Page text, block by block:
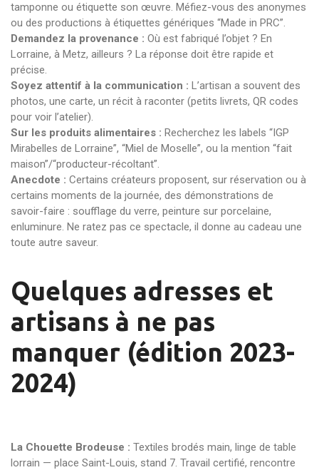
tamponne ou étiquette son œuvre. Méfiez-vous des anonymes
ou des productions à étiquettes génériques “Made in PRC”.
Demandez la provenance : Où est fabriqué l’objet ? En
Lorraine, à Metz, ailleurs ? La réponse doit être rapide et
précise.
Soyez attentif à la communication : L’artisan a souvent des
photos, une carte, un récit à raconter (petits livrets, QR codes
pour voir l’atelier).
Sur les produits alimentaires : Recherchez les labels “IGP
Mirabelles de Lorraine”, “Miel de Moselle”, ou la mention “fait
maison”/“producteur-récoltant”.
Anecdote : Certains créateurs proposent, sur réservation ou à
certains moments de la journée, des démonstrations de
savoir-faire : soufflage du verre, peinture sur porcelaine,
enluminure. Ne ratez pas ce spectacle, il donne au cadeau une
toute autre saveur.
Quelques adresses et
artisans à ne pas
manquer (édition 2023-
2024)
La Chouette Brodeuse : Textiles brodés main, linge de table
lorrain — place Saint-Louis, stand 7. Travail certifié, rencontre